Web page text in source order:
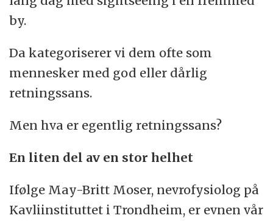
by.
Da kategoriserer vi dem ofte som
mennesker med god eller dårlig
retningssans.
Men hva er egentlig retningssans?
En liten del av en stor helhet
Ifølge May-Britt Moser, nevrofysiolog på
Kavliinstituttet i Trondheim, er evnen vår